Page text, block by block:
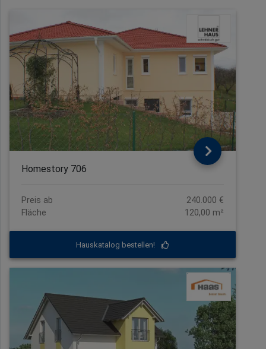
Homestory 706
Preis ab
240.000 €
Fläche
120,00 m²
Hauskatalog bestellen!